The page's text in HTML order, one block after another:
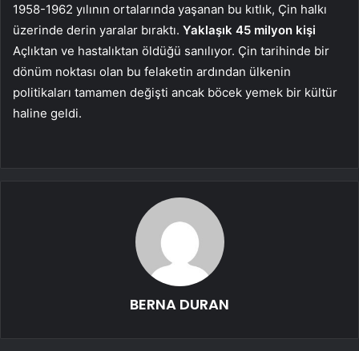
1958-1962 yılının ortalarında yaşanan bu kıtlık, Çin halkı
üzerinde derin yaralar bıraktı. Yaklaşık 45 milyon kişi
Açlıktan ve hastalıktan öldüğü sanılıyor. Çin tarihinde bir
dönüm noktası olan bu felaketin ardından ülkenin
politikaları tamamen değişti ancak böcek yemek bir kültür
haline geldi.
BERNA DURAN